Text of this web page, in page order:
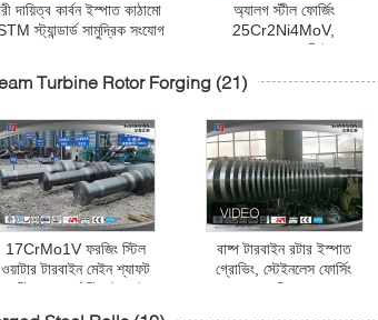
দায়িত্ব কার্বন ইস্পাত কাঠামো
স্ট্যান্ডার্ড সামুদ্রিক সংযোগ
অ্যালগ স্টীল ফোর্জিং
25Cr2Ni4MoV,
34CrNiMo6 ভারী ইস্পাত
Turbine Rotor Forging (21)
17CrMo1V ফরজিং স্টিল
ওয়াটার টারবাইন মেইন শ্যাফট
লার্জ স্টিম টারবাইন
বাষ্প টারবাইন রটার ইস্পাত
গ্রোভিং, স্টেইনলেস ফোর্সিং
প্রক্রিয়া